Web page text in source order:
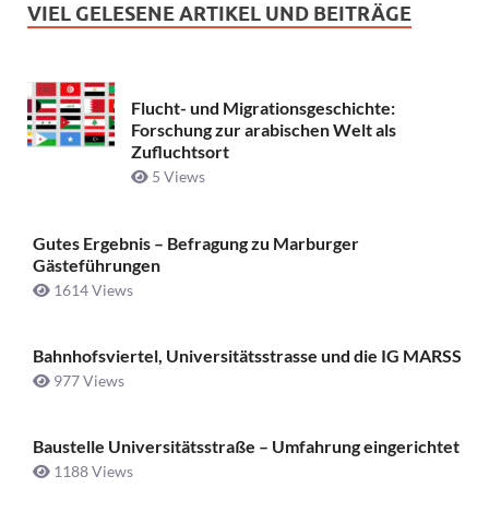
VIEL GELESENE ARTIKEL UND BEITRÄGE
Flucht- und Migrationsgeschichte:
Forschung zur arabischen Welt als
Zufluchtsort
5 Views
Gutes Ergebnis – Befragung zu Marburger
Gästeführungen
1614 Views
Bahnhofsviertel, Universitätsstrasse und die IG MARSS
977 Views
Baustelle Universitätsstraße ­– Umfahrung eingerichtet
1188 Views